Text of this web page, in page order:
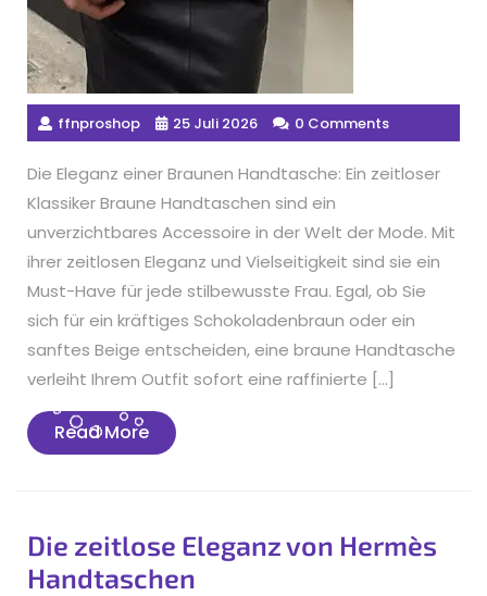
ffnproshop 25 Juli 2026 0 Comments
Die Eleganz einer Braunen Handtasche: Ein zeitloser
Klassiker Braune Handtaschen sind ein
unverzichtbares Accessoire in der Welt der Mode. Mit
ihrer zeitlosen Eleganz und Vielseitigkeit sind sie ein
Must-Have für jede stilbewusste Frau. Egal, ob Sie
sich für ein kräftiges Schokoladenbraun oder ein
sanftes Beige entscheiden, eine braune Handtasche
verleiht Ihrem Outfit sofort eine raffinierte […]
Read MoreRead
More
Die zeitlose Eleganz von Hermès
Handtaschen